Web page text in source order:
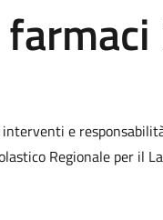
e
Regionale per il